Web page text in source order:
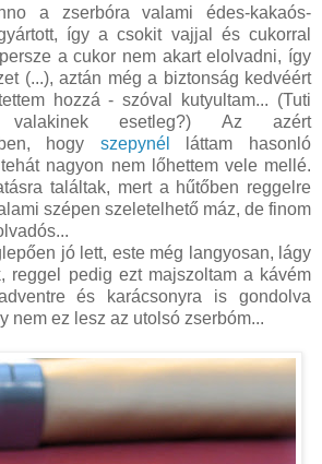
a zserbóra valami édes-kakaós-
így a csokit vajjal és cukorral
a cukor nem akart elolvadni, így
(...), aztán még a biztonság kedvéért
hozzá - szóval kutyultam... (Tuti
valakinek esetleg?) Az azért
hogy szepynél
láttam hasonló
nagyon nem lőhettem vele mellé.
találtak, mert a hűtőben reggelre
szépen szeletelhető máz, de finom
jó lett, este még langyosan, lágy
reggel pedig ezt majszoltam a kávém
és karácsonyra is gondolva
nem ez lesz az utolsó zserbóm...